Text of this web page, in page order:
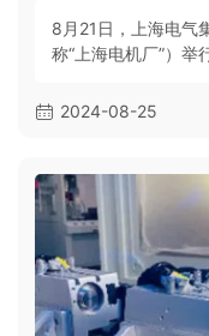
8月21日，上海电气
称“上海电机厂”）举
行业矿料处理电驱系
不断加快步伐，特
配套的大功率低速
2024-08-25